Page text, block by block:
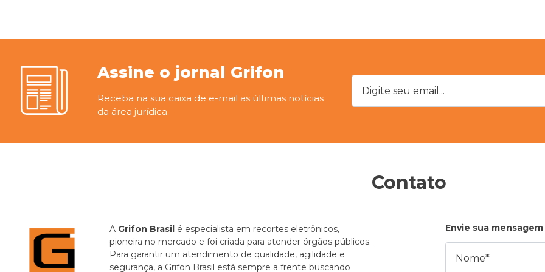
Assine o jornal Grifon
Receba na sua caixa de e-mail as últimas notícias
da área jurídica.
Digite seu email...
Contato
A Grifon Brasil é especialista em recortes eletrônicos,
pioneira no mercado e foi criada para atender órgãos públicos.
Para garantir um atendimento de qualidade, agilidade e
segurança, a Grifon Brasil está sempre a frente buscando
Envie sua mensagem